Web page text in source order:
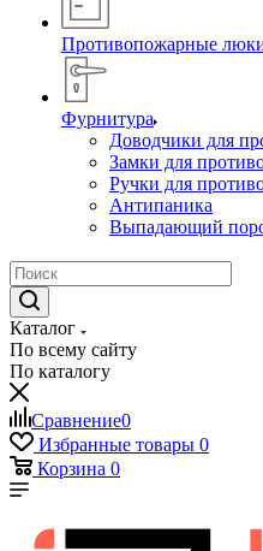
Противопожарные
Фурнитура
Доводчики для
Замки для
Ручки для
Антипаника
Выпадающий
Каталог
По всему сайту
По каталогу
Сравнение0
Избранные товары 0
Корзина 0